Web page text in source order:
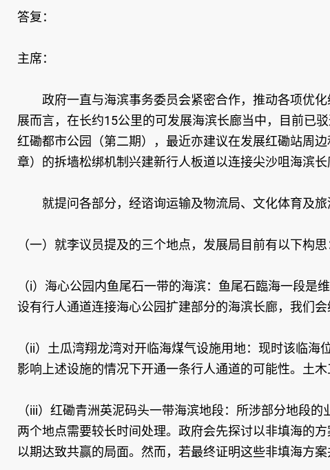
答复：
主席：
政府一直与海滨事务委员会紧密合作，推动各项优化
展而言，在长约15公里的可发展海滨长廊当中，目前已
红磡都市公园（第二期），最近亦建议在发展红磡站周
章）的拆墙松绑机制兴建新行人板道以连接尖沙咀海滨
就提问各部分，经谘询运输及物流局、文化体育及旅
（一）就李议员提及的三个地点，发展局目前有以下构思
（i）海心公园内鱼尾石一带的海滨：鱼尾石臨海一段
设有行人通道连接海心公园扩建部分的海滨长廊，我们
（ii）土瓜湾翔龙湾对开临海煤气设施用地：现时该临
影响上述设施的情况下开通一条行人通道的可能性。土
（iii）红磡青洲英泥码头一带海滨地段：所涉部分地段
两个地点需要较长时间处理。政府会先探讨以非填海的
以期达致共赢的局面。然而，若最终证明这些非填海方